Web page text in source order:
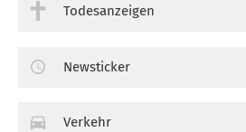
Todesanzeigen
Newsticker
Verkehr